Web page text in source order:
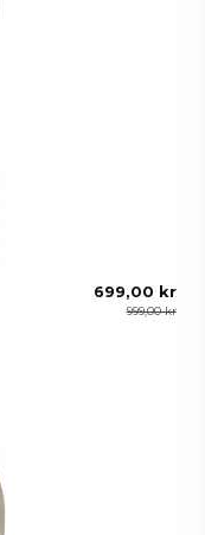
699,00 kr
999,00 kr